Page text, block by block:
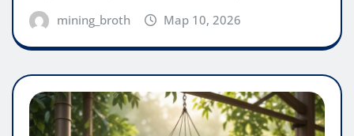
mining_broth Мар 10, 2026